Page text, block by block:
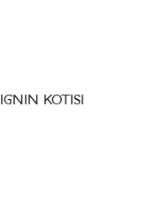
KOTISI